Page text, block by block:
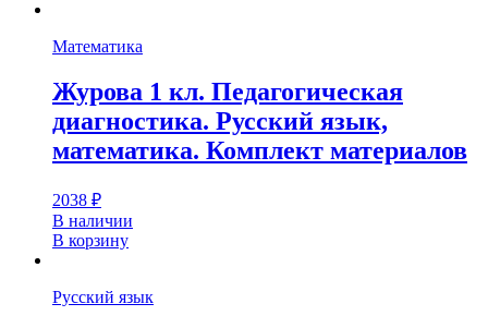
Математика
Журова 1 кл. Педагогическая
диагностика. Русский язык,
математика. Комплект материалов
2038 ₽
В наличии
В корзину
Русский язык